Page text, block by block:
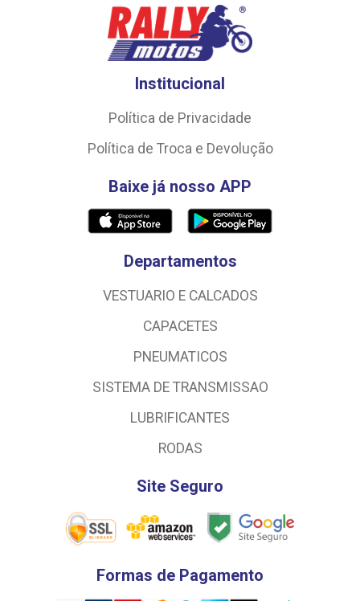
Institucional
Política de Privacidade
Política de Troca e Devolução
Baixe já nosso APP
Departamentos
VESTUARIO E CALCADOS
CAPACETES
PNEUMATICOS
SISTEMA DE TRANSMISSAO
LUBRIFICANTES
RODAS
Site Seguro
Formas de Pagamento